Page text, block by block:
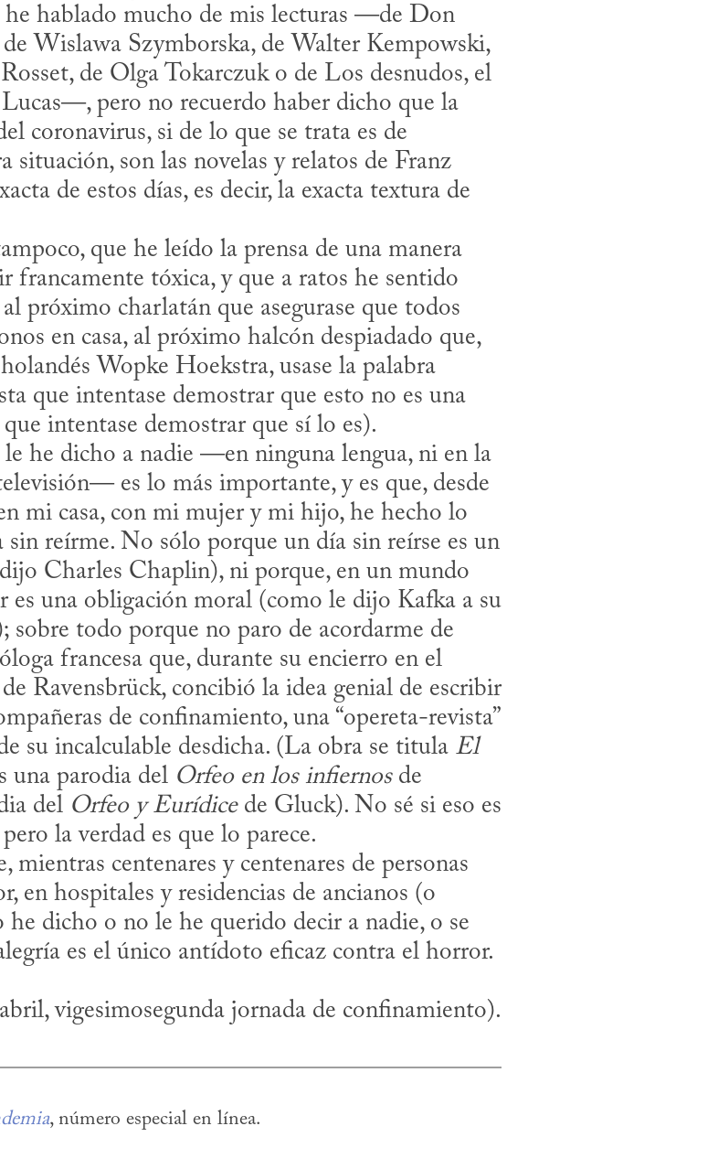
Wislawa Szymborska, de Walter Kempowski,
de Olga Tokarczuk o de Los desnudos, el
pero no recuerdo haber dicho que la
coronavirus, si de lo que se trata es de
situación, son las novelas y relatos de Franz
de estos días, es decir, la exacta textura de
francamente tóxica, y que a ratos he sentido
próximo charlatán que asegurase que todos
en casa, al próximo halcón despiadado que,
Wopke Hoekstra, usase la palabra
que intentase demostrar que esto no es una
intentase demostrar que sí lo es).
es lo más importante, y es que, desde
mi casa, con mi mujer y mi hijo, he hecho lo
reírme. No sólo porque un día sin reírse es un
Charles Chaplin), ni porque, en un mundo
es una obligación moral (como le dijo Kafka a su
sobre todo porque no paro de acordarme de
francesa que, durante su encierro en el
Ravensbrück, concibió la idea genial de escribir
de confinamiento, una “opereta-revista”
su incalculable desdicha. (La obra se titula El
una parodia del Orfeo en los infiernos de
del Orfeo y Eurídice de Gluck). No sé si eso es
la verdad es que lo parece.
en hospitales y residencias de ancianos (o
he dicho o no le he querido decir a nadie, o se
vigesimosegunda jornada de confinamiento).
, número especial en línea.